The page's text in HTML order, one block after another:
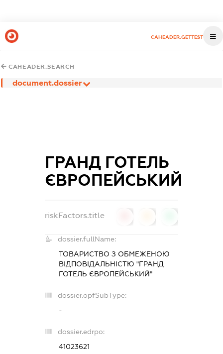
CAHEADER.GETTEST
CAHEADER.SEARCH
document.dossier
ГРАНД ГОТЕЛЬ
ЄВРОПЕЙСЬКИЙ
riskFactors.title
dossier.fullName:
ТОВАРИСТВО З ОБМЕЖЕНОЮ
ВІДПОВІДАЛЬНІСТЮ "ГРАНД
ГОТЕЛЬ ЄВРОПЕЙСЬКИЙ"
dossier.opfSubType:
-
dossier.edrpo:
41023621